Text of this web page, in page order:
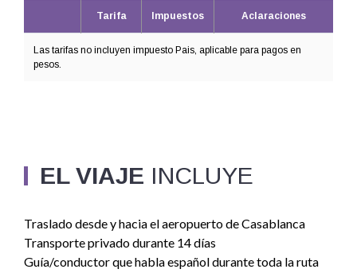
Tarifa Impuestos Aclaraciones
Las tarifas no incluyen impuesto Pais, aplicable para pagos en
pesos.
EL VIAJE INCLUYE
Traslado desde y hacia el aeropuerto de Casablanca
Transporte privado durante 14 días
Guía/conductor que habla español durante toda la ruta